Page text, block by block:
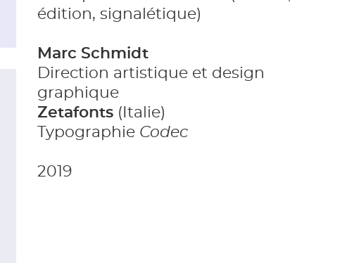
édition, signalétique)
Marc Schmidt
Direction artistique et design
graphique
Zetafonts (Italie)
Typographie Codec
2019